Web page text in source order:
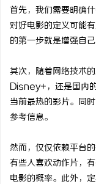
首先，我们需要明确
对好电影的定义可能
的第一步就是增强自
其次，随着网络技术
Disney+，还是国内
当前最热的影片。同
参考信息。
然而，仅仅依赖平台
有些人喜欢动作片，
电影的概率。此外，